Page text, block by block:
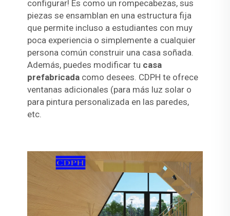
configurar! Es como un rompecabezas, sus
piezas se ensamblan en una estructura fija
que permite incluso a estudiantes con muy
poca experiencia o simplemente a cualquier
persona común construir una casa soñada.
Además, puedes modificar tu casa
prefabricada como desees. CDPH te ofrece
ventanas adicionales (para más luz solar o
para pintura personalizada en las paredes,
etc.